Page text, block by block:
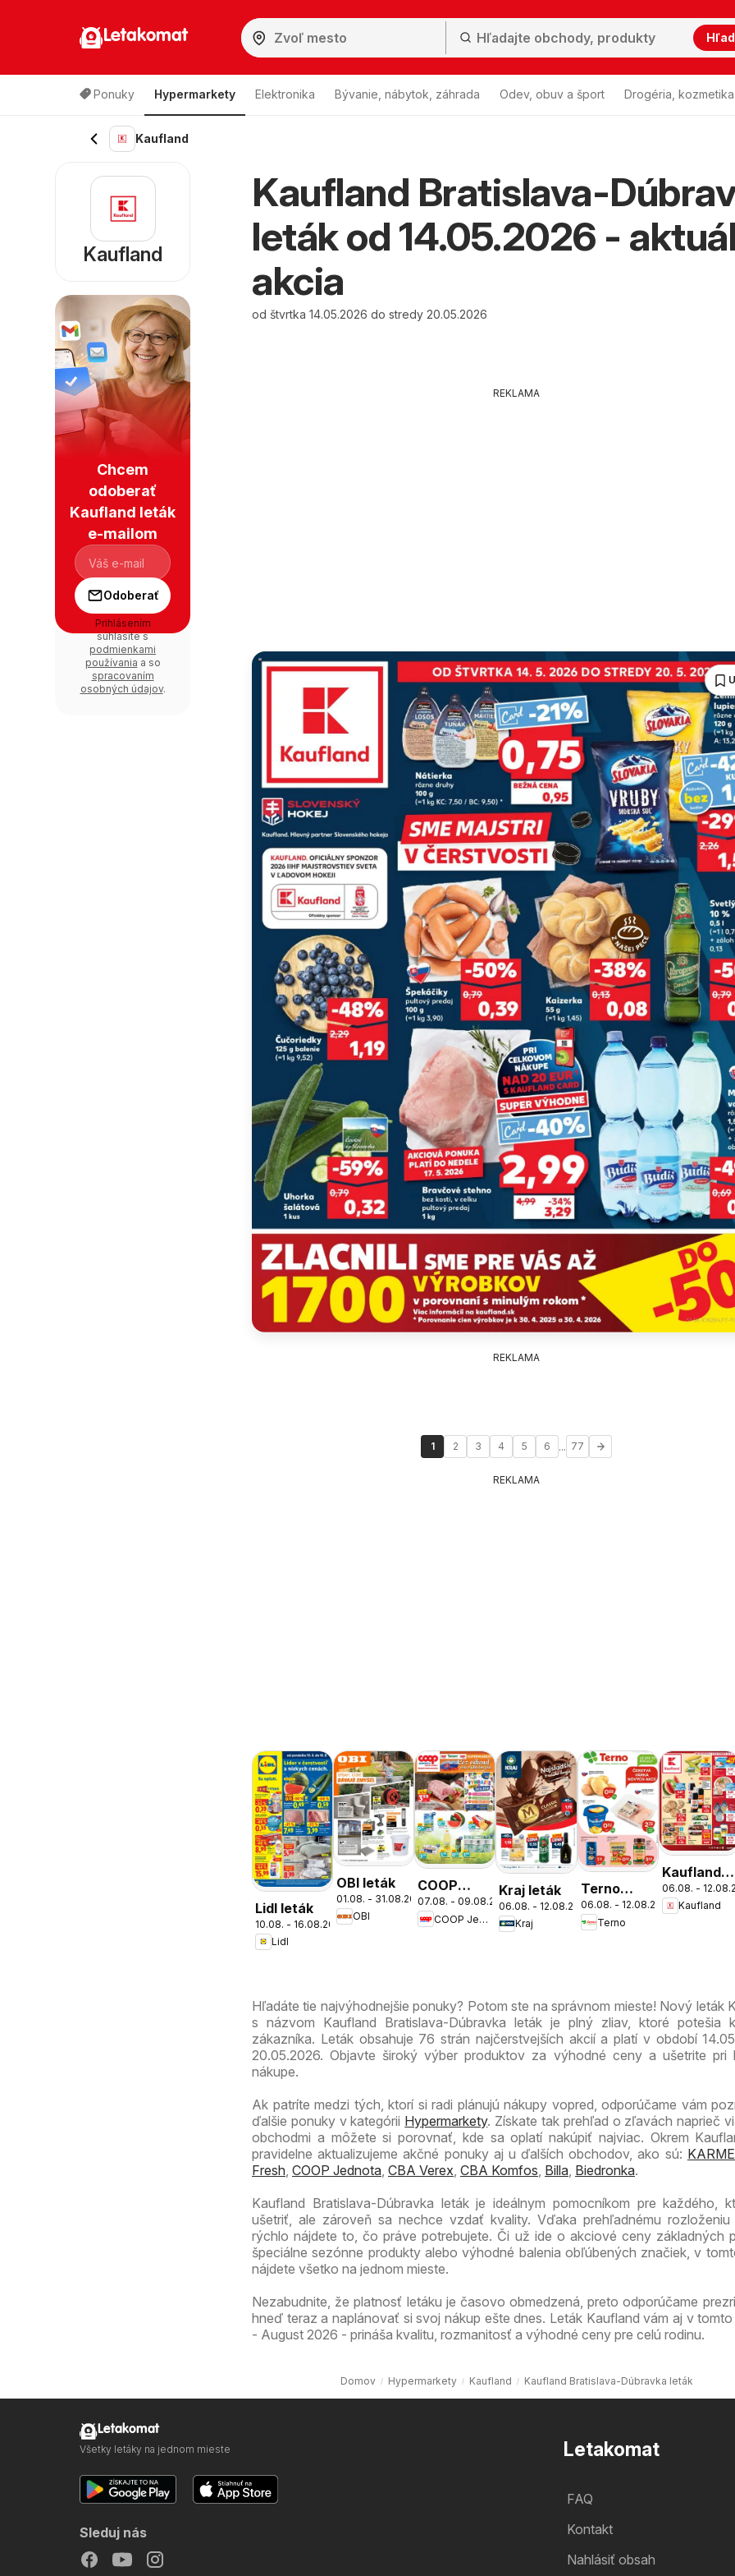
Letakomat
Ponuky Hypermarkety Elektronika Bývanie, nábytok, záhrada Odev, obuv a šport Drogéria, kozmetika
Kaufland
Kaufland Bratislava-
leták od 14.05.2026 -
akcia
od štvrtka 14.05.2026 do stredy 20.05.2026
REKLAMA
REKLAMA
1 2 3 4 5 6 ... 77
REKLAMA
Lidl leták
10.08. - 16.08.2026
Lidl
OBI leták
01.08. - 31.08.2026
OBI
COOP
Jednota
cez víkend
07.08. - 09.08.2026
COOP Jednota
Kraj leták
06.08. - 12.08.2026
Kraj
Terno
leták
06.08. - 12.08.2026
Terno
Kaufland
Bratislava-
Nové
06.08. -
Kaufland
Hľadáte tie najvýhodnejšie ponuky? Potom ste na správnom mieste! Nový leták
s názvom Kaufland Bratislava-Dúbravka leták je plný zliav, ktoré potešia
zákazníka. Leták obsahuje 76 strán najčerstvejších akcií a platí v období
20.05.2026. Objavte široký výber produktov za výhodné ceny a ušetrite pri
nákupe.
Ak patríte medzi tých, ktorí si radi plánujú nákupy vopred, odporúčame vám
ďalšie ponuky v kategórii Hypermarkety. Získate tak prehľad o zľavách naprieč
obchodmi a môžete si porovnať, kde sa oplatí nakúpiť najviac. Okrem
pravidelne aktualizujeme akčné ponuky aj u ďalších obchodov, ako sú:
Fresh COOP Jednota CBA Verex CBA Komfos Billa Biedronka.
Kaufland Bratislava-Dúbravka leták je ideálnym pomocníkom pre každého,
ušetriť, ale zároveň sa nechce vzdať kvality. Vďaka prehľadnému rozloženiu
rýchlo nájdete to, čo práve potrebujete. Či už ide o akciové ceny základných
špeciálne sezónne produkty alebo výhodné balenia obľúbených značiek, v
nájdete všetko na jednom mieste.
Nezabudnite, že platnosť letáku je časovo obmedzená, preto odporúčame
hneď teraz a naplánovať si svoj nákup ešte dnes. Leták Kaufland vám aj v tomto
- August 2026 - prináša kvalitu, rozmanitosť a výhodné ceny pre celú rodinu.
Domov Hypermarkety Kaufland Kaufland Bratislava-Dúbravka leták
Kaufland
Chcem
odoberať
Kaufland leták
e-mailom
Odoberať
Prihlásením
súhlasíte s
podmienkami
používania a so
spracovaním
osobných údajov.
Letakomat
FAQ
Kontakt
Nahlásiť obsah
Letakomat
Všetky letáky na jednom mieste
Sleduj nás